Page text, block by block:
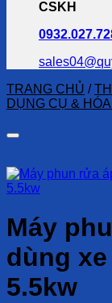
CSKH
TRANG CHỦ /
DỤNG CỤ &
Máy
dùng xe
5.5kw